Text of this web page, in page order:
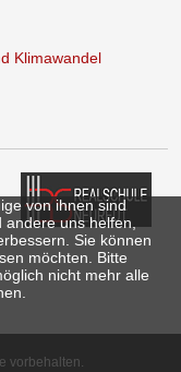
Klimawandel
vorbehalten.
von ihnen sind
uns helfen,
Sie können
möchten. Bitte
nicht mehr alle